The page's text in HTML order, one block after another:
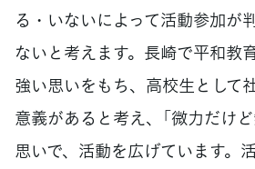
る・いないによって活動参加が
ないと考えます。長崎で平和教
強い思いをもち、高校生として
意義があると考え、「微力だけ
思いで、活動を広げています。